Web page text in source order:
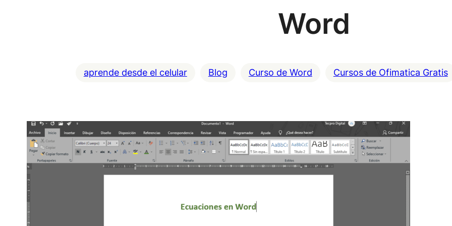
Word
aprende desde el celular Blog Curso de Word Cursos de Ofimatica Gratis